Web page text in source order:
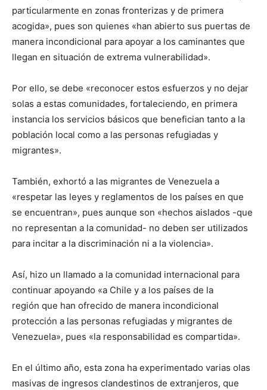
particularmente en zonas fronterizas y de primera
acogida», pues son quienes «han abierto sus puertas de
manera incondicional para apoyar a los caminantes que
llegan en situación de extrema vulnerabilidad».
Por ello, se debe «reconocer estos esfuerzos y no dejar
solas a estas comunidades, fortaleciendo, en primera
instancia los servicios básicos que benefician tanto a la
población local como a las personas refugiadas y
migrantes».
También, exhortó a las migrantes de Venezuela a
«respetar las leyes y reglamentos de los países en que
se encuentran», pues aunque son «hechos aislados -que
no representan a la comunidad- no deben ser utilizados
para incitar a la discriminación ni a la violencia».
Así, hizo un llamado a la comunidad internacional para
continuar apoyando «a Chile y a los países de la
región que han ofrecido de manera incondicional
protección a las personas refugiadas y migrantes de
Venezuela», pues «la responsabilidad es compartida».
En el último año, esta zona ha experimentado varias olas
masivas de ingresos clandestinos de extranjeros, que